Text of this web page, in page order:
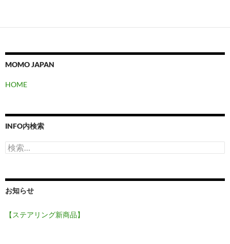
MOMO JAPAN
HOME
INFO内検索
検
索:
お知らせ
【ステアリング新商品】